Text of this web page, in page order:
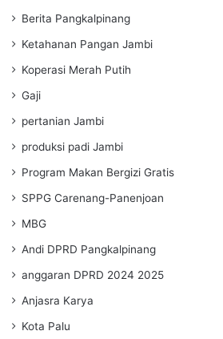
Berita Pangkalpinang
Ketahanan Pangan Jambi
Koperasi Merah Putih
Gaji
pertanian Jambi
produksi padi Jambi
Program Makan Bergizi Gratis
SPPG Carenang-Panenjoan
MBG
Andi DPRD Pangkalpinang
anggaran DPRD 2024 2025
Anjasra Karya
Kota Palu